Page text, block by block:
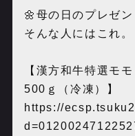
🌼母の日のプレゼ
そんな人にはこれ。
【漢方和牛特選モ
500ｇ（冷凍）】
https://